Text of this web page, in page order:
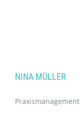
NINA MÜLLER
Praxismanagement